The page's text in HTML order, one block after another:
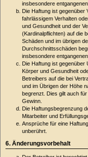
insbesondere
Die Haftung ist
fahrlässigem Verhalten
und Gesundheit und der
(Kardinalpflichten) auf die
Schäden und im übrigen
Durchschnittsschäden
insbesondere
Die Haftung ist gegenüber
Körper und Gesundheit
Betreibers auf die bei
und im Übrigen der Höhe
begrenzt. Dies gilt auch
Gewinn.
Die Haftungsbegrenzung
Mitarbeiter und
Ansprüche für eine
unberührt.
6. Änderungsvorbehalt